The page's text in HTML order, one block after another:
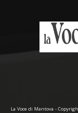
La Voce di Mantova -